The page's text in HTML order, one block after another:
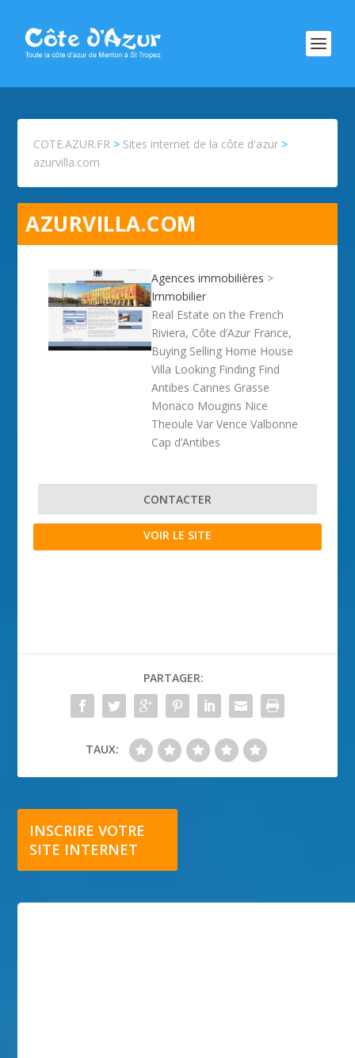
COTE.AZUR.FR > Sites internet de la côte d'azur >
azurvilla.com
AZURVILLA.COM
Agences immobilières >
Immobilier
Real Estate on the French
Riviera, Côte d’Azur France,
Buying Selling Home House
Villa Looking Finding Find
Antibes Cannes Grasse
Monaco Mougins Nice
Theoule Var Vence Valbonne
Cap d’Antibes
CONTACTER
VOIR LE SITE
PARTAGER:
TAUX:
INSCRIRE VOTRE
SITE INTERNET